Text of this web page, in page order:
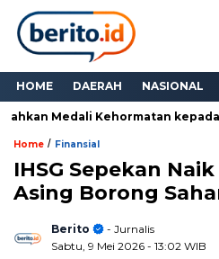
HOME DAERAH NASIONAL
Medali Kehormatan kepada
Home / Finansial
IHSG Sepekan
Asing Borong
Berito
- Jurnalis
Sabtu, 9 Mei 2026 - 13:02 WIB